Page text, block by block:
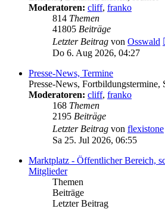
Moderatoren: cliff, franko
814 Themen
41805 Beiträge
Letzter Beitrag von Osswald
Do 6. Aug 2026, 04:27
Presse-News, Termine
Presse-News, Fortbildungstermine,
Moderatoren: cliff, franko
168 Themen
2195 Beiträge
Letzter Beitrag von flexistone
Sa 25. Jul 2026, 06:55
Marktplatz - Öffentlicher Bereich,
Mitglieder
Themen
Beiträge
Letzter Beitrag